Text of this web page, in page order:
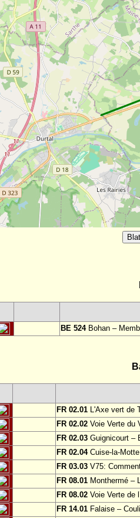
BE 524Bohan –
FR 02.01 L'Axe vert de
FR 02.02 Voie Verte du
FR 02.03 Guignicourt –
FR 02.04Cuise-la-
FR 03.03 V75:
FR 08.01 Monthermé –
FR 08.02 Voie Verte de
FR 14.01 Falaise –